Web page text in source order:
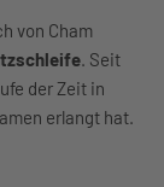
von Cham
. Seit
der Zeit in
erlangt hat.